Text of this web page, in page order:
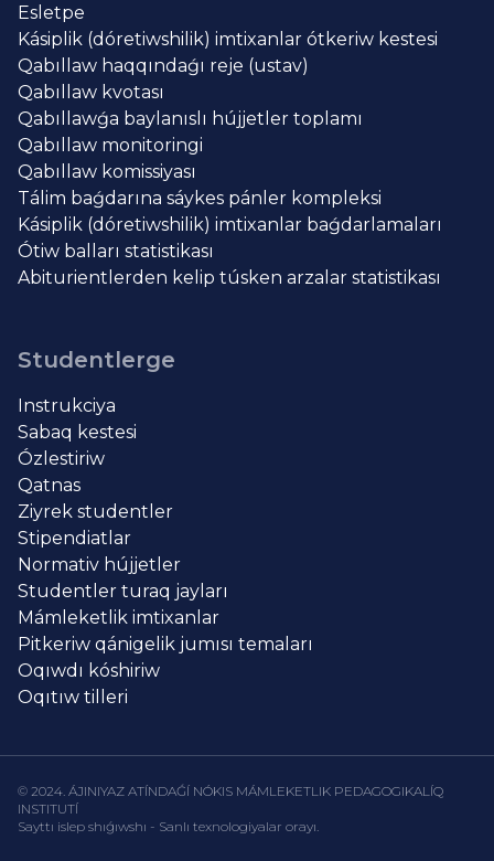
Esletpe
Kásiplik (dóretiwshilik) imtixanlar ótkeriw kestesi
Qabıllaw haqqındaǵı reje (ustav)
Qabıllaw kvotası
Qabıllawǵa baylanıslı hújjetler toplamı
Qabıllaw monitoringi
Qabıllaw komissiyası
Tálim baǵdarına sáykes pánler kompleksi
Kásiplik (dóretiwshilik) imtixanlar baǵdarlamaları
Ótiw balları statistikası
Abiturientlerden kelip túsken arzalar statistikası
Studentlerge
Instrukciya
Sabaq kestesi
Ózlestiriw
Qatnas
Ziyrek studentler
Stipendiatlar
Normativ hújjetler
Studentler turaq jayları
Mámleketlik imtixanlar
Pitkeriw qánigelik jumısı temaları
Oqıwdı kóshiriw
Oqıtıw tilleri
© 2024. ÁJINIYAZ ATÍNDAǴÍ NÓKIS MÁMLEKETLIK PEDAGOGIKALÍQ
INSTITUTÍ
Sayttı islep shıǵıwshı - Sanlı texnologiyalar orayı.